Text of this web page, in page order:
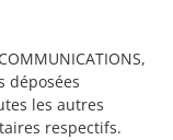
déposées
les autres
respectifs.